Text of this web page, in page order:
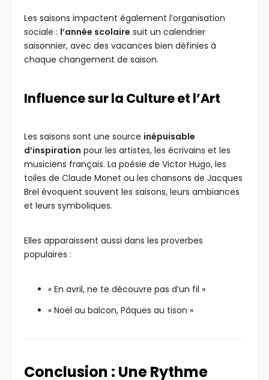
Les saisons impactent également l’organisation
sociale : l’année scolaire suit un calendrier
saisonnier, avec des vacances bien définies à
chaque changement de saison.
Influence sur la Culture et l’Art
Les saisons sont une source inépuisable
d’inspiration pour les artistes, les écrivains et les
musiciens français. La poésie de Victor Hugo, les
toiles de Claude Monet ou les chansons de Jacques
Brel évoquent souvent les saisons, leurs ambiances
et leurs symboliques.
Elles apparaissent aussi dans les proverbes
populaires :
« En avril, ne te découvre pas d’un fil »
« Noël au balcon, Pâques au tison »
Conclusion : Une Rythme